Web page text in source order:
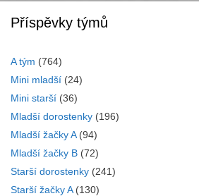
Příspěvky týmů
A tým (764)
Mini mladší (24)
Mini starší (36)
Mladší dorostenky (196)
Mladší žačky A(94)
Mladší žačky B (72)
Starší dorostenky (241)
Starší žačky A(130)